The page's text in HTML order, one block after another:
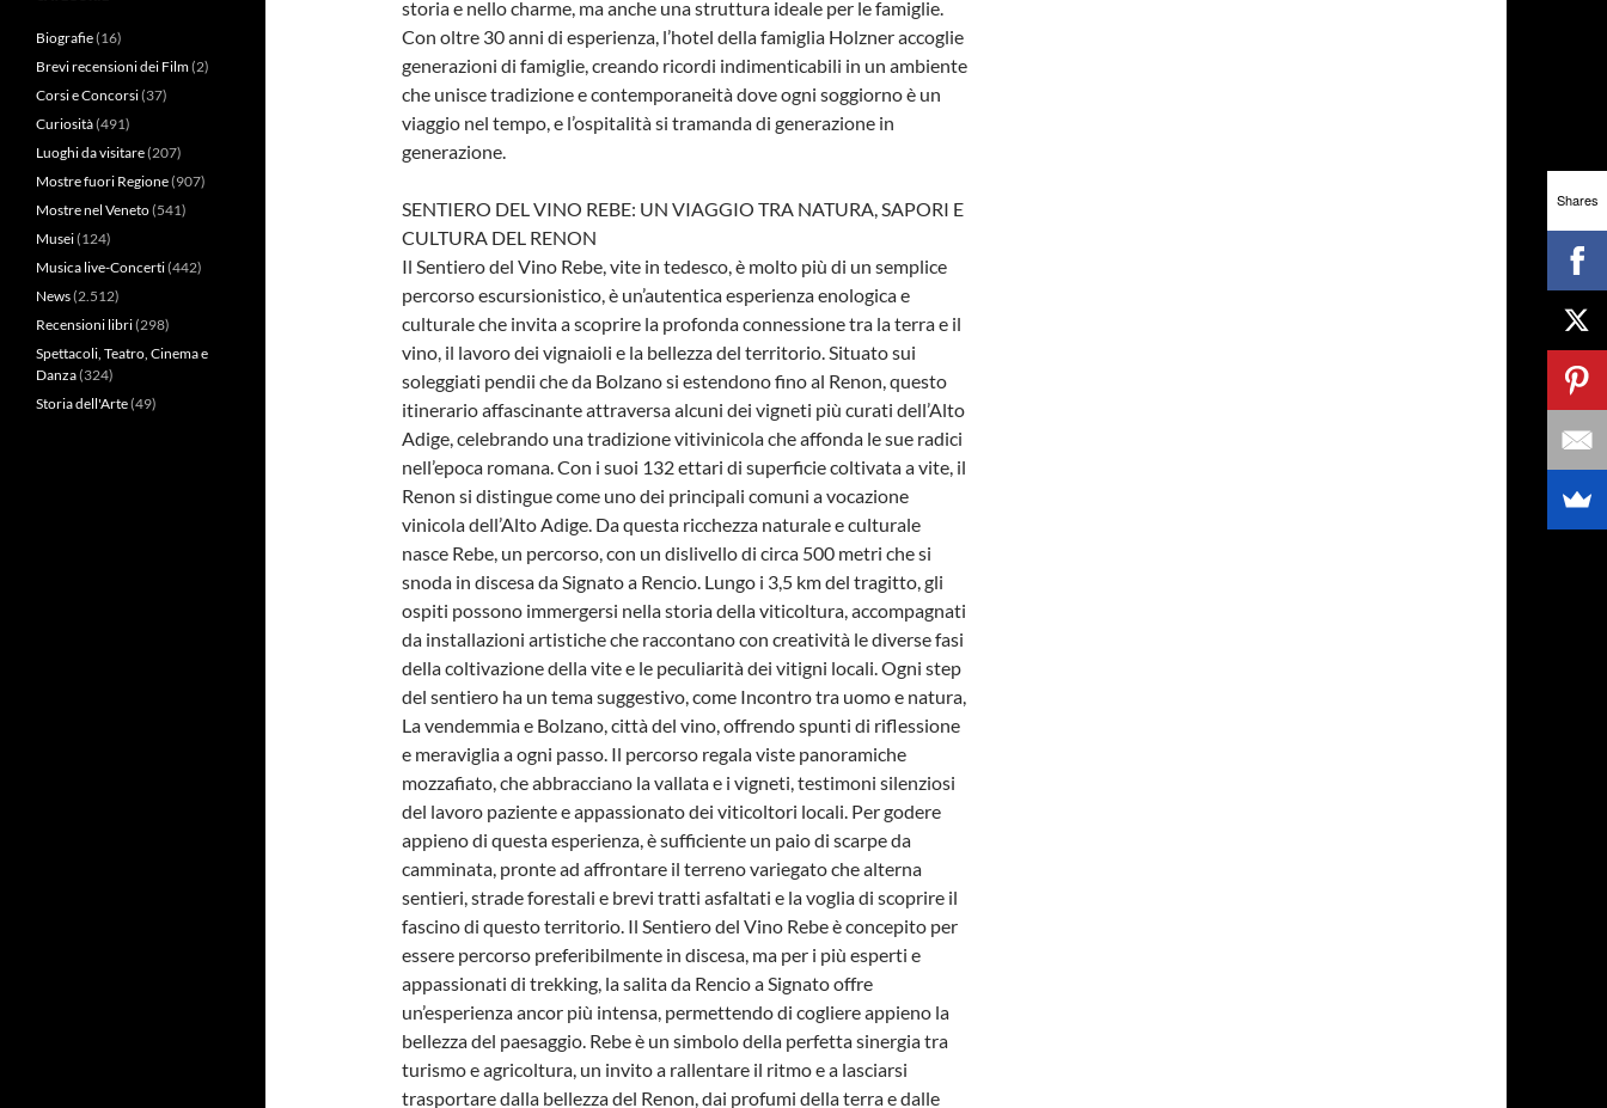
storia e nello charme, ma anche una struttura ideale per le famiglie.
Con oltre 30 anni di esperienza, l’hotel della famiglia Holzner accoglie
generazioni di famiglie, creando ricordi indimenticabili in un ambiente
che unisce tradizione e contemporaneità dove ogni soggiorno è un
viaggio nel tempo, e l’ospitalità si tramanda di generazione in
generazione.
SENTIERO DEL VINO REBE: UN VIAGGIO TRA NATURA, SAPORI E
CULTURA DEL RENON
Il Sentiero del Vino Rebe, vite in tedesco, è molto più di un semplice
percorso escursionistico, è un’autentica esperienza enologica e
culturale che invita a scoprire la profonda connessione tra la terra e il
vino, il lavoro dei vignaioli e la bellezza del territorio. Situato sui
soleggiati pendii che da Bolzano si estendono fino al Renon, questo
itinerario affascinante attraversa alcuni dei vigneti più curati dell’Alto
Adige, celebrando una tradizione vitivinicola che affonda le sue radici
nell’epoca romana. Con i suoi 132 ettari di superficie coltivata a vite, il
Renon si distingue come uno dei principali comuni a vocazione
vinicola dell’Alto Adige. Da questa ricchezza naturale e culturale
nasce Rebe, un percorso, con un dislivello di circa 500 metri che si
snoda in discesa da Signato a Rencio. Lungo i 3,5 km del tragitto, gli
ospiti possono immergersi nella storia della viticoltura, accompagnati
da installazioni artistiche che raccontano con creatività le diverse fasi
della coltivazione della vite e le peculiarità dei vitigni locali. Ogni step
del sentiero ha un tema suggestivo, come Incontro tra uomo e natura,
La vendemmia e Bolzano, città del vino, offrendo spunti di riflessione
e meraviglia a ogni passo. Il percorso regala viste panoramiche
mozzafiato, che abbracciano la vallata e i vigneti, testimoni silenziosi
del lavoro paziente e appassionato dei viticoltori locali. Per godere
appieno di questa esperienza, è sufficiente un paio di scarpe da
camminata, pronte ad affrontare il terreno variegato che alterna
sentieri, strade forestali e brevi tratti asfaltati e la voglia di scoprire il
fascino di questo territorio. Il Sentiero del Vino Rebe è concepito per
essere percorso preferibilmente in discesa, ma per i più esperti e
appassionati di trekking, la salita da Rencio a Signato offre
un’esperienza ancor più intensa, permettendo di cogliere appieno la
bellezza del paesaggio. Rebe è un simbolo della perfetta sinergia tra
turismo e agricoltura, un invito a rallentare il ritmo e a lasciarsi
trasportare dalla bellezza del Renon, dai profumi della terra e dalle
Biografie(16)
Brevi recensioni dei Film(2)
Corsi e Concorsi(37)
Curiosità(491)
Luoghi da visitare(207)
Mostre fuori Regione(907)
Mostre nel Veneto(541)
Musei(124)
Musica live-Concerti(442)
News(2.512)
Recensioni libri(298)
Spettacoli, Teatro, Cinema e
Danza(324)
Storia dell'Arte(49)
Shares